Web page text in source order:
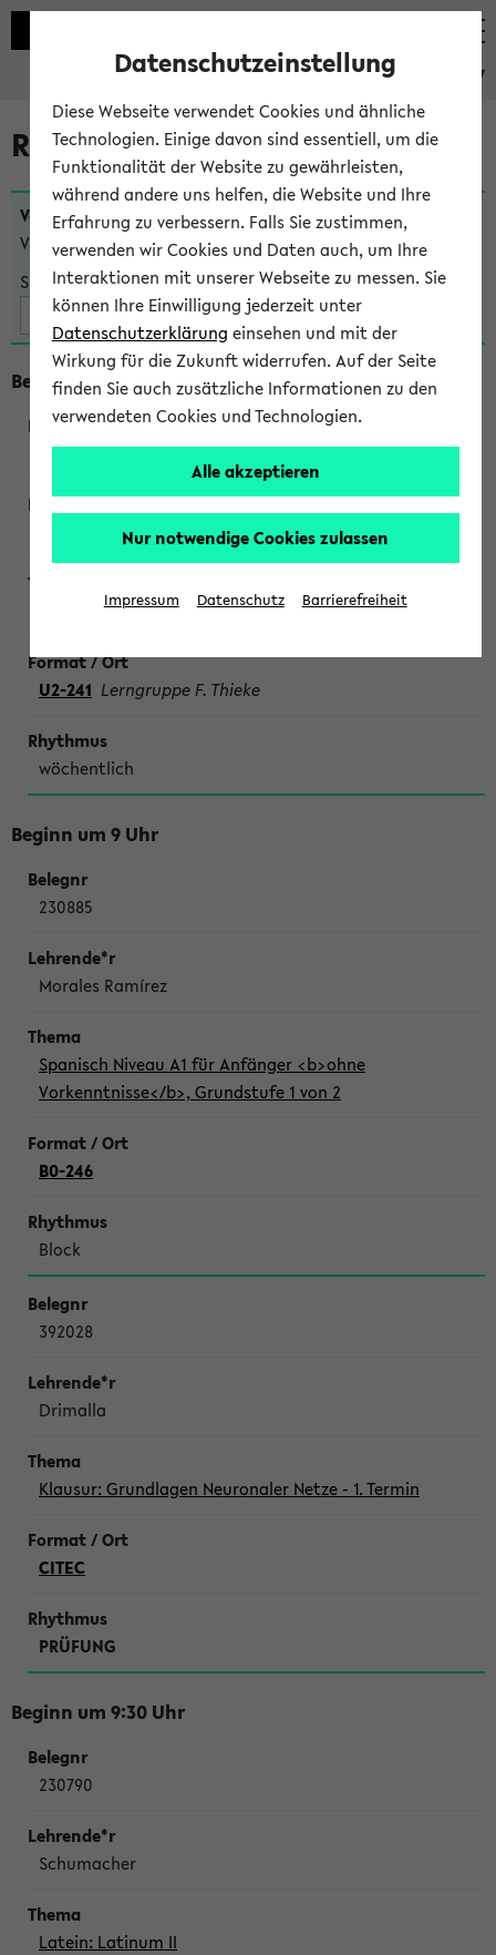
eKVV
Raumänderungen
Veranstaltungen , bei denen sich nach dem24.07.2026
Veranstaltungsorte geändert haben:
Suche:
Beginn um 8 Uhr
219801
SONDERTERMINE CHEMIE
U2-241 Lerngruppe F. Thieke
wöchentlich
Beginn um 9 Uhr
230885
Morales Ramírez
Spanisch Niveau A1 für Anfänger <b>ohne
Vorkenntnisse</b>, Grundstufe 1 von 2
B0-246
Block
392028
Drimalla
Klausur: Grundlagen Neuronaler Netze - 1. Termin
CITEC
PRÜFUNG
Beginn um 9:30 Uhr
230790
Schumacher
Latein: Latinum II
Datenschutzeinstellung
Diese Webseite verwendet Cookies und ähnliche
Technologien. Einige davon sind essentiell, um die
Funktionalität der Website zu gewährleisten,
während andere uns helfen, die Website und Ihre
Erfahrung zu verbessern. Falls Sie zustimmen,
verwenden wir Cookies und Daten auch, um Ihre
Interaktionen mit unserer Webseite zu messen. Sie
können Ihre Einwilligung jederzeit unter
Datenschutzerklärung einsehen und mit der
Wirkung für die Zukunft widerrufen. Auf der Seite
finden Sie auch zusätzliche Informationen zu den
verwendeten Cookies und Technologien.
Alle akzeptieren
Nur notwendige Cookies zulassen
Impressum Datenschutz Barrierefreiheit